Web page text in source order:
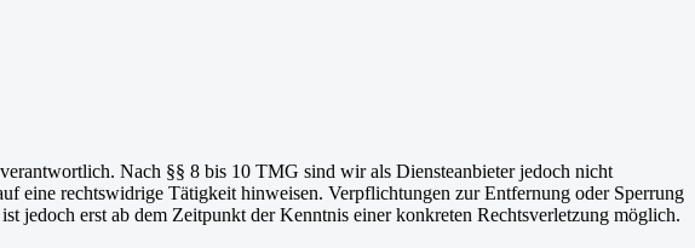
Nach §§ 8 bis 10 TMG sind wir als Diensteanbieter jedoch nicht
eine rechtswidrige Tätigkeit hinweisen. Verpflichtungen zur Entfernung oder Sperrung
jedoch erst ab dem Zeitpunkt der Kenntnis einer konkreten Rechtsverletzung möglich.